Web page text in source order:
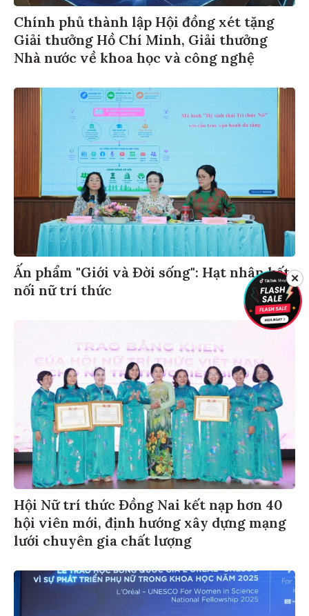
Chính phủ thành lập Hội đồng xét tặng
Giải thưởng Hồ Chí Minh, Giải thưởng
Nhà nước về khoa học và công nghệ
Ấn phẩm "Giới và Đời sống": Hạt nhân kết
nối nữ trí thức
Hội Nữ trí thức Đồng Nai kết nạp hơn 40
hội viên mới, định hướng xây dựng mạng
lưới chuyên gia chất lượng
✕